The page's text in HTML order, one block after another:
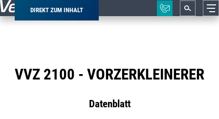
DIREKT ZUM INHALT
Pfadnavigation
VVZ 2100 - VORZERKLEINERER
Datenblatt